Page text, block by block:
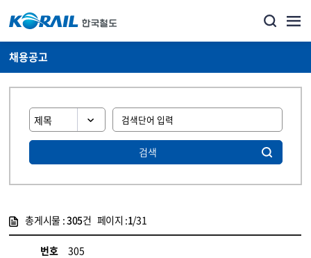
채용공고
검색
총게시물 :305건 페이지 :1/31
번호
305